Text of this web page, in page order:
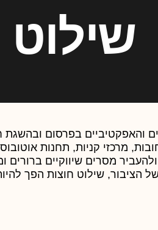
שילוט
והאפקטיביים בפרסום
מרכזי קניות, תחנות
מסרים שיווקיים ברורים
הציבור, שילוט חוצות הפך